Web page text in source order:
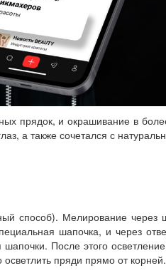
прядок, и окрашивание в
а также сочетался с
способ). Мелирование через
шапочка, и через
После этого
пряди прямо от корней.